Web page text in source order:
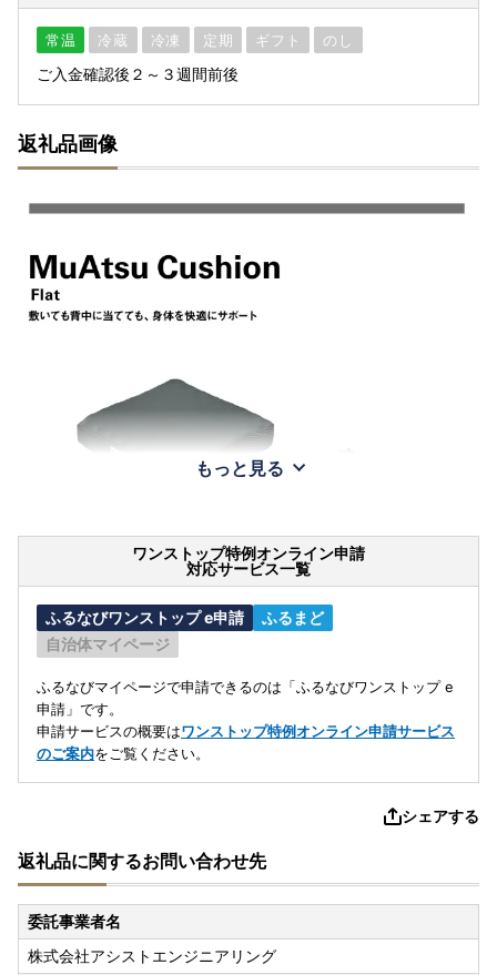
常温 冷蔵 冷凍 定期 ギフト のし
ご入金確認後２～３週間前後
返礼品画像
もっと見る
ワンストップ特例オンライン申請
対応サービス一覧
ふるなびワンストップ e申請
ふるまど
自治体マイページ
ふるなびマイページで申請できるのは「ふるなびワンストップ e
申請」です。
申請サービスの概要はワンストップ特例オンライン申請サービス
のご案内をご覧ください。
シェアする
返礼品に関するお問い合わせ先
委託事業者名
株式会社アシストエンジニアリング